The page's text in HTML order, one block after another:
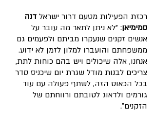
רכזת הפעילות מטעם דרור ישראל דנה
סמימיאן: "לא ניתן לתאר מה עובר על
אנשים זקנים שנעקרו מביתם ולפעמים גם
ממשפחתם והועברו למלון לזמן לא ידוע.
אנחנו, אלה שיכולים ויש בהם כוחות לתת,
צריכים לבנות מודל שגרת יום שיכניס סדר
בכל הכאוס הזה, לשתף פעולה עם עוד
גורמים ולדאוג לטובתם ורווחתם של
הזקנים".